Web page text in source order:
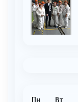
Пн Вт